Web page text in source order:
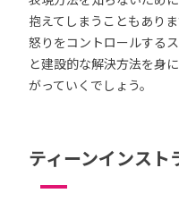
抱えてしまうこともありま
怒りをコントロールする
と建設的な解決方法を身
がっていくでしょう。
ティーンインスト